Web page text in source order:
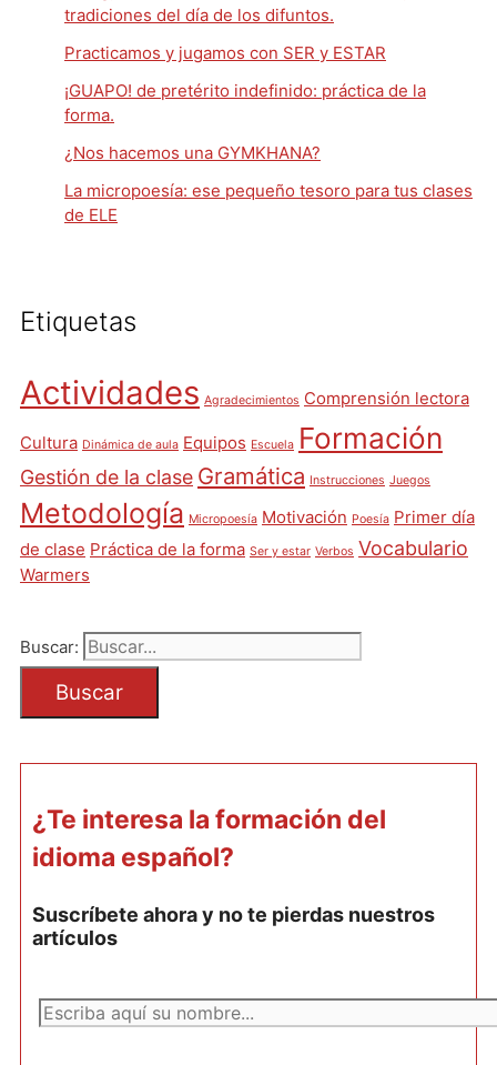
tradiciones del día de los difuntos.
Practicamos y jugamos con SER y ESTAR
¡GUAPO! de pretérito indefinido: práctica de la
forma.
¿Nos hacemos una GYMKHANA?
La micropoesía: ese pequeño tesoro para tus clases
de ELE
Etiquetas
Actividades Agradecimientos Comprensión lectora
Cultura Dinámica de aula Equipos Escuela Formación
Gestión de la clase Gramática Instrucciones Juegos
Metodología Micropoesía Motivación Poesía Primer día
de clase Práctica de la forma Ser y estar Verbos Vocabulario
Warmers
Buscar:
¿Te interesa la formación del
idioma español?
Suscríbete ahora y no te pierdas nuestros
artículos